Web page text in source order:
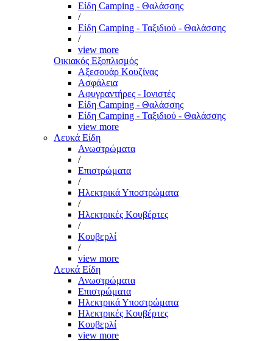
Είδη Camping - Θαλάσσης
/
Είδη Camping - Ταξιδιού - Θαλάσσης
/
view more
Οικιακός Εξοπλισμός
Αξεσουάρ Κουζίνας
Ασφάλεια
Αφυγραντήρες - Ιονιστές
Είδη Camping - Θαλάσσης
Είδη Camping - Ταξιδιού - Θαλάσσης
view more
Λευκά Είδη
Ανωστρώματα
/
Επιστρώματα
/
Ηλεκτρικά Υποστρώματα
/
Ηλεκτρικές Κουβέρτες
/
Κουβερλί
/
view more
Λευκά Είδη
Ανωστρώματα
Επιστρώματα
Ηλεκτρικά Υποστρώματα
Ηλεκτρικές Κουβέρτες
Κουβερλί
view more